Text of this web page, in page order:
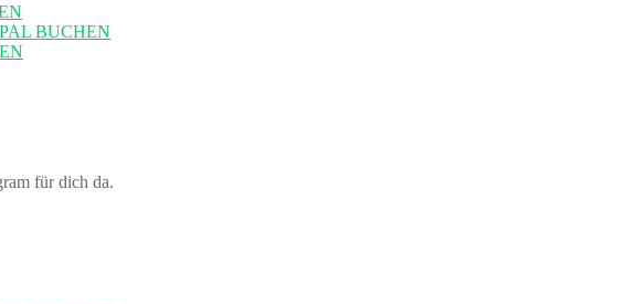
BUCHEN
für dich da.